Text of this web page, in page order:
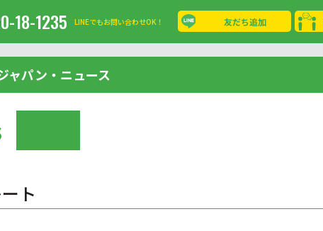
18-1235 LINEでもお問い合わせOK！ 友だち追加
ャパン・ニュース
ト